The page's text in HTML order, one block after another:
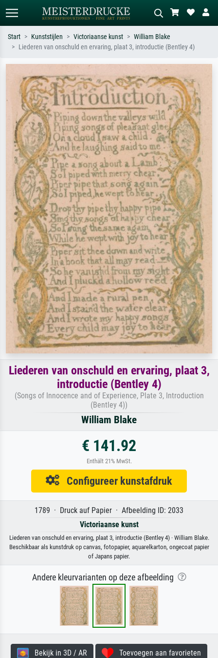
Monet, Sterrennacht, impressionisme,
Hokusai-golf, naakt.
Beschrijf de scène – bijv. groene
weide, abstract met veel rood, donker
olieverfschilderij, staand naakt naast
een boom.
Start Kunststijlen Victoriaanse kunst
William Blake
Liederen van onschuld en ervaring, plaat 3, introductie (Bentley 4)
Liederen van onschuld en ervaring, plaat 3,
introductie (Bentley 4)
(Songs of Innocence and of Experience, Plate 3, Introduction
(Bentley 4))
William Blake
€ 141.92
Enthält 21% MwSt.
Configureer kunstafdruk
1789 · Druck auf Papier · Afbeelding ID: 2033
Victoriaanse kunst
Liederen van onschuld en ervaring, plaat 3, introductie (Bentley 4) · William Blake.
Beschikbaar als kunstdruk op canvas, fotopapier, aquarelkarton, ongecoat papier
of Japans papier.
Andere kleurvarianten op deze afbeelding
Bekijk in 3D / AR Toevoegen aan favorieten